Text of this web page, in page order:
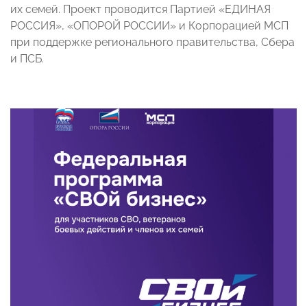
их семей. Проект проводится Партией «ЕДИНАЯ
РОССИЯ», «ОПОРОЙ РОССИИ» и Корпорацией МСП
при поддержке регионального правительства, Сбера
и ПСБ.